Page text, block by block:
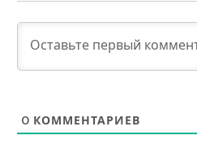
0 КОММЕНТАРИЕВ